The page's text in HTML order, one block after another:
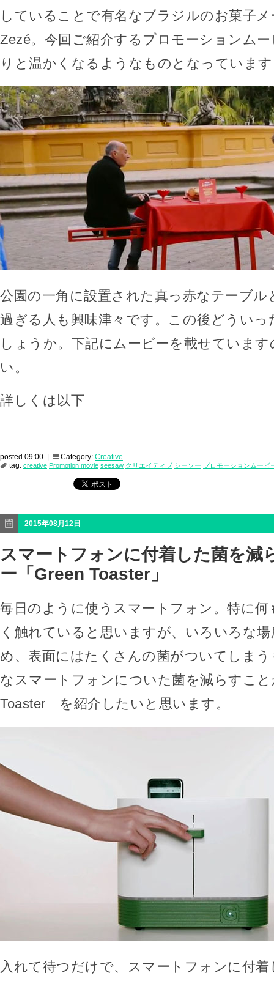
していることで有名なブラジルのお菓子
Zezé。今回ご紹介するプロモーションム
りと温かくなるようなものとなっていま
公園の一角に設置された真っ赤なテーブル
過ぎる人も興味津々です。この後どうい
しょうか。下記にムービーを載せていま
い。
詳しくは以下
posted 09:00 | Category: Creative
tag: creative Promotion movie seesaw クリエイティブ シーソー プロモーションムービ
2015年08月12日
スマートフォンに付着した菌を減
ー「Green Toaster」
毎日のように使うスマートフォン。特に
く触れていると思いますが、いろいろな
め、表面にはたくさんの菌がついてしま
なスマートフォンについた菌を減らすこ
Toaster」を紹介したいと思います。
入れて待つだけで、スマートフォンに付